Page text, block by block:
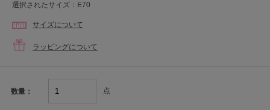
選択されたサイズ：E70
サイズについて
ラッピングについて
数量： 点